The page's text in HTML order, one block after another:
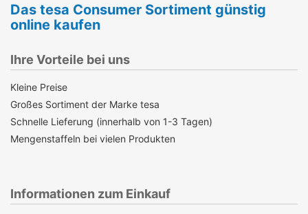
Das tesa Consumer Sortiment günstig
online kaufen
Ihre Vorteile bei uns
Kleine Preise
Großes Sortiment der Marke tesa
Schnelle Lieferung (innerhalb von 1-3 Tagen)
Mengenstaffeln bei vielen Produkten
Informationen zum Einkauf